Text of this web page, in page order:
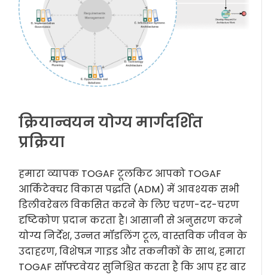
क्रियान्वयन योग्य मार्गदर्शित
प्रक्रिया
हमारा व्यापक TOGAF टूलकिट आपको TOGAF
आर्किटेक्चर विकास पद्धति (ADM) में आवश्यक सभी
डिलीवरेबल विकसित करने के लिए चरण-दर-चरण
दृष्टिकोण प्रदान करता है। आसानी से अनुसरण करने
योग्य निर्देश, उन्नत मॉडलिंग टूल, वास्तविक जीवन के
उदाहरण, विशेषज्ञ गाइड और तकनीकों के साथ, हमारा
TOGAF सॉफ्टवेयर सुनिश्चित करता है कि आप हर बार